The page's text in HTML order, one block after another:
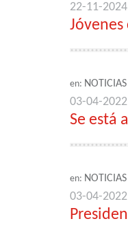
22-11-
en: NOTICIAS
03-04-
Se está
en: NOTICIAS
03-04-